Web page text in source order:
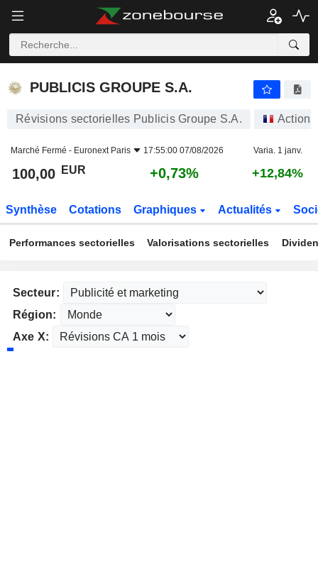
PUBLICIS GROUPE S.A.
PUBLICIS GROUPE S.A.
Révisions sectorielles Publicis Groupe S.A. Actions
Marché Fermé - Euronext Paris 17:55:00 07/08/2026 Varia. 1 janv.
100,00 EUR +0,73% +12,84%
Synthèse Cotations Graphiques Actualités
Performances sectorielles Valorisations sectorielles
Secteur:
Région:
Axe X: